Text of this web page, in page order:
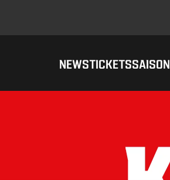
NEWSTICKETSSAISON